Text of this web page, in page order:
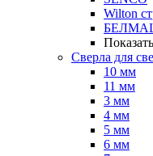
Wilton
Сверла для
10 мм
11 мм
3 мм
4 мм
5 мм
6 мм